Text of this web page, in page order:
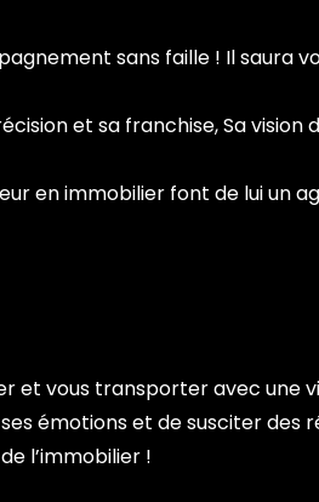
sans faille ! Il saura
et sa franchise, Sa
en immobilier font de lui un
vous transporter avec une
émotions et de susciter des
l’immobilier !